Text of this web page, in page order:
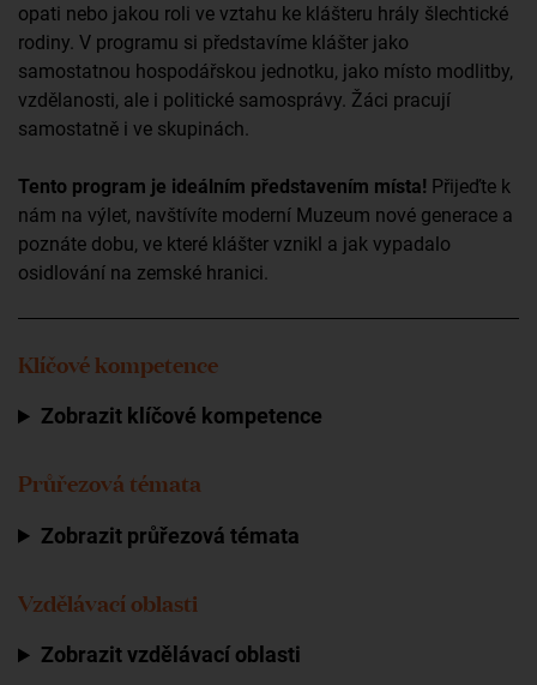
opati nebo jakou roli ve vztahu ke klášteru hrály šlechtické
rodiny. V programu si představíme klášter jako
samostatnou hospodářskou jednotku, jako místo modlitby,
vzdělanosti, ale i politické samosprávy. Žáci pracují
samostatně i ve skupinách.
Tento program je ideálním představením místa! Přijeďte k
nám na výlet, navštívíte moderní Muzeum nové generace a
poznáte dobu, ve které klášter vznikl a jak vypadalo
osidlování na zemské hranici.
Klíčové kompetence
Zobrazit klíčové kompetence
Průřezová témata
Zobrazit průřezová témata
Vzdělávací oblasti
Zobrazit vzdělávací oblasti